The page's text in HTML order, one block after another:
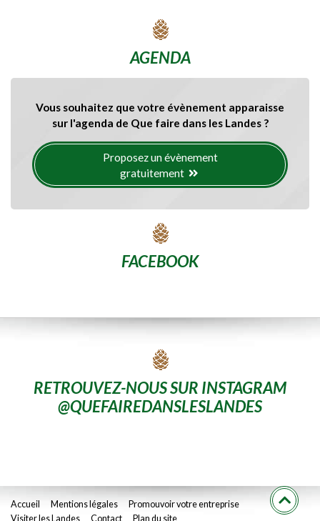
AGENDA
Vous souhaitez que votre évènement apparaisse
sur l'agenda de Que faire dans les Landes ?
Proposez un évènement
gratuitement
FACEBOOK
RETROUVEZ-NOUS SUR INSTAGRAM
@QUEFAIREDANSLESLANDES
Accueil Mentions légales
Promouvoir votre entreprise
Visiter les Landes
Contact Plan du site